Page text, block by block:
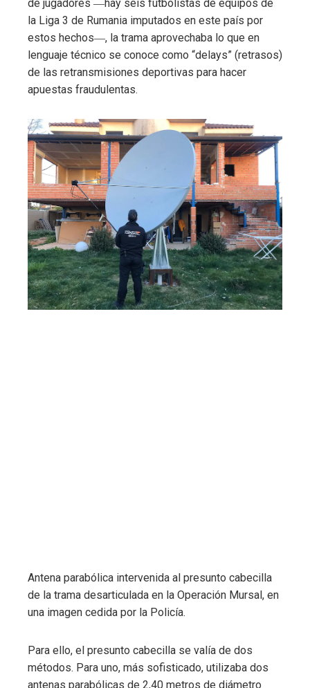
de jugadores ―hay seis futbolistas de equipos de
la Liga 3 de Rumania imputados en este país por
estos hechos―, la trama aprovechaba lo que en
lenguaje técnico se conoce como “delays” (retrasos)
de las retransmisiones deportivas para hacer
apuestas fraudulentas.
Antena parabólica intervenida al presunto cabecilla
de la trama desarticulada en la Operación Mursal, en
una imagen cedida por la Policía.
Para ello, el presunto cabecilla se valía de dos
métodos. Para uno, más sofisticado, utilizaba dos
antenas parabólicas de 2,40 metros de diámetro